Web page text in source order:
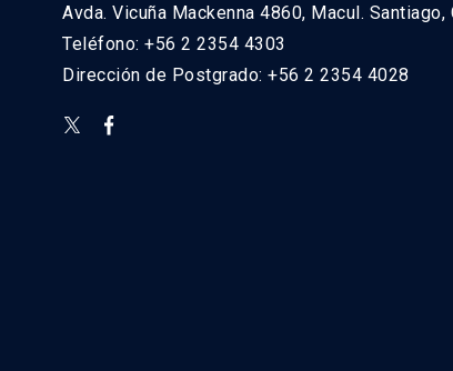
Avda. Vicuña Mackenna 4860, Macul. Santiago,
Teléfono: +56 2 2354 4303
Dirección de Postgrado: +56 2 2354 4028